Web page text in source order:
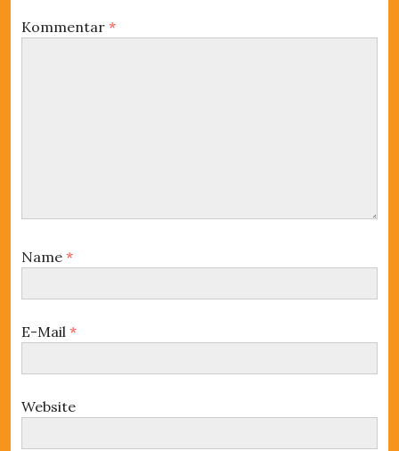
N
t
i
o
n
i
e
Kommentar *
Name *
E-Mail *
Website